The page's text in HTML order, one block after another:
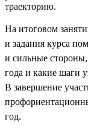
траекторию.
На итоговом
и задания курса
и сильные стороны,
года и какие шаги
В завершение
год.